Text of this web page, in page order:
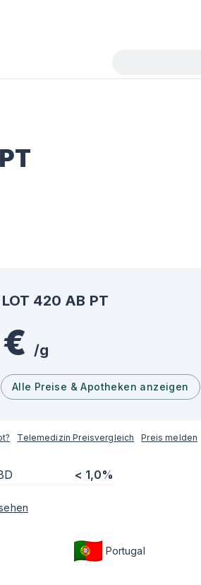
LOT 420 AB PT
/g
Alle Preise & Apotheken anzeigen
Telemedizin Preisvergleich Preis melden
< 1,0%
Portugal